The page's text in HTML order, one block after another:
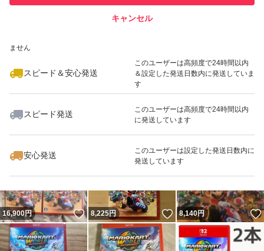
ません
スピード＆安心発送
このユーザーは高頻度で24時間以内
＆設定した発送日数内に発送していま
す
スピード発送
このユーザーは高頻度で24時間以内
に発送しています
安心発送
このユーザーは設定した発送日数内に
発送しています
キャンセル
いいね！
7,300
16,900円 いいね！
8,225円 いいね！
8,140円